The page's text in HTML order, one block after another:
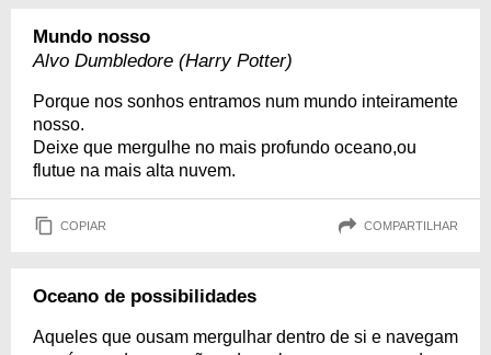
Mundo nosso
Alvo Dumbledore (Harry Potter)
Porque nos sonhos entramos num mundo inteiramente
nosso.
Deixe que mergulhe no mais profundo oceano,ou
flutue na mais alta nuvem.
COPIAR COMPARTILHAR
Oceano de possibilidades
Aqueles que ousam mergulhar dentro de si e navegam